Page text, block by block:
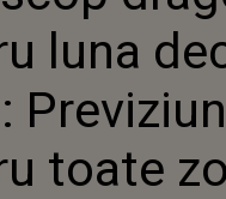
TOATE
luna
toate